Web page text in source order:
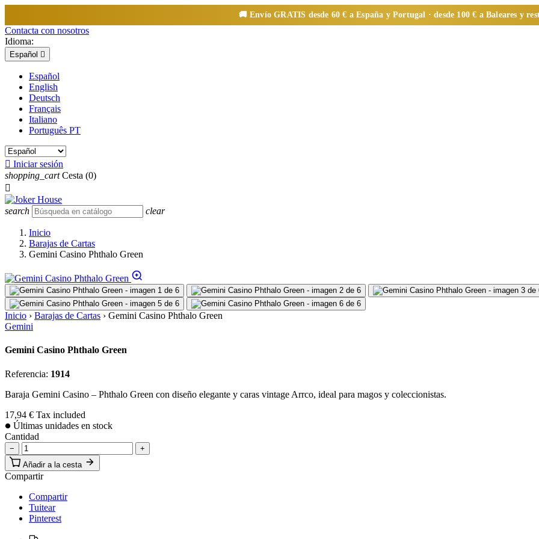
🚚 EnvíoGRATIS desde 60 € a España y Portugal · desde 100 € a Baleares y
Contacta con nosotros
Idioma:
Español 
Español
English
Deutsch
Français
Italiano
Português PT
 Iniciar sesión
shopping_cart Cesta (0)

search clear
Inicio
Barajas de Cartas
Gemini Casino Phthalo Green
Inicio › Barajas de Cartas › Gemini Casino Phthalo Green
Gemini
Gemini Casino Phthalo Green
Referencia: 1914
Baraja Gemini Casino – Phthalo Green con diseño elegante y caras vintage Arrco, ideal para magos y coleccionistas.
17,94 € Tax included
Últimas unidades en stock
Cantidad
−
+
Añadir a la cesta
Compartir
Compartir
Tuitear
Pinterest